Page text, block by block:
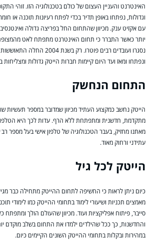
האינטרנט והעניין העצום של כולם בטכנולוגיה הזו. זוהי
וגדולות, נפתחו באופן תדיר בכדי לפתח רעיונות תוכנה או
עם אקזיט ענק. מכיוון שהתחום החל בפריצה גדולה
יותר כאשר התברר כי תחום האינטרנט מתפתח לאט
נסגרו ועובדים רבים פוטרו. רק
ונפתחו ומאז ועד היום קיימות חברות הייטק גדולות ומצליחות
התחום הנחשק
הייטק נחשב כמקצוע העתיד מכיוון שמדובר במספר תעשיות
מתקדמת, חדשנית ומתפתחת ללא הרף. עדות לכך היא
מאתנו מחזיק, בעבר הטכנולוגיה של טלפון אישי בעל מספר
עתידני ורחוק מאוד.
הייטק לכל גיל
כיום ניתן לראות כי החשיפה לתחום ההייטק מתחילה כבר
מאמצים תכניות ושיעורי לימוד בתחומי ההייטק כמו לימודי
סייבר, פיתוח אפליקציות ועוד. מכיוון שהעולם הולך ומתפתח
והחדשנות, כך ככל שהילדים ילמדו את התחום בשלב מוקדם
במהירות ובקלות בתחומי ההייטק השונים הקיימים כיום.